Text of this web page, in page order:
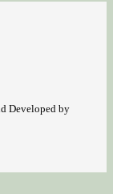
Developed by